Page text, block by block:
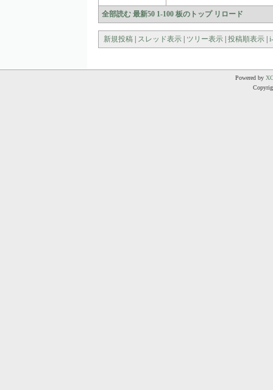
全部読む 最新50 1-100 板のトップ リロード
新規投稿 スレッド表示 ツリー表示 投稿順表示
Powered by